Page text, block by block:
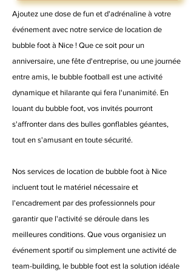
Ajoutez une dose de fun et d'adrénaline à votre
événement avec notre service de location de
bubble foot à Nice ! Que ce soit pour un
anniversaire, une fête d'entreprise, ou une journée
entre amis, le bubble football est une activité
dynamique et hilarante qui fera l'unanimité. En
louant du bubble foot, vos invités pourront
s'affronter dans des bulles gonflables géantes,
tout en s'amusant en toute sécurité.
Nos services de location de bubble foot à Nice
incluent tout le matériel nécessaire et
l'encadrement par des professionnels pour
garantir que l'activité se déroule dans les
meilleures conditions. Que vous organisiez un
événement sportif ou simplement une activité de
team-building, le bubble foot est la solution idéale